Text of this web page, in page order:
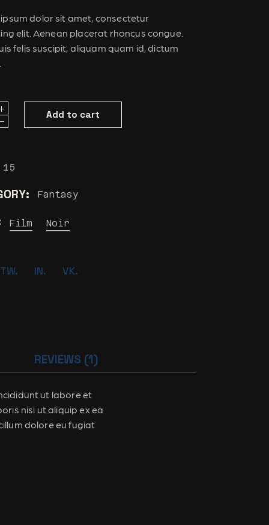
dolor sit amet, consectetur
elit. Aenean placerat rhoncus congue.
felis suscipit, aliquam quam id, dictum
quantity
Add to cart
15
Fantasy
Film Noir
TW. IN. VK.
REVIEWS (1)
ut labore et
nisi ut aliquip ex ea
dolore eu fugiat